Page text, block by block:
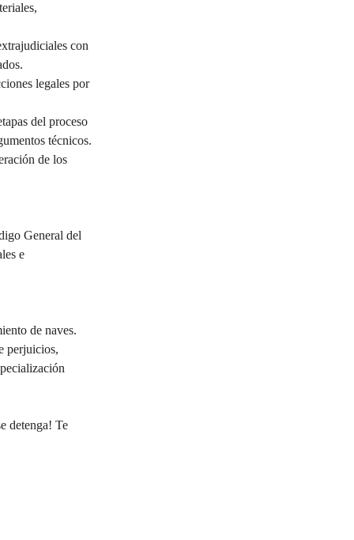
con
legales por
del proceso
técnicos.
de los
General del
e
de naves.
perjuicios,
detenga! Te